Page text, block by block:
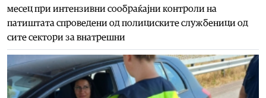
месец при интензивни сообраќајни контроли на
патиштата спроведени од полициските службеници од
сите сектори за внатрешни